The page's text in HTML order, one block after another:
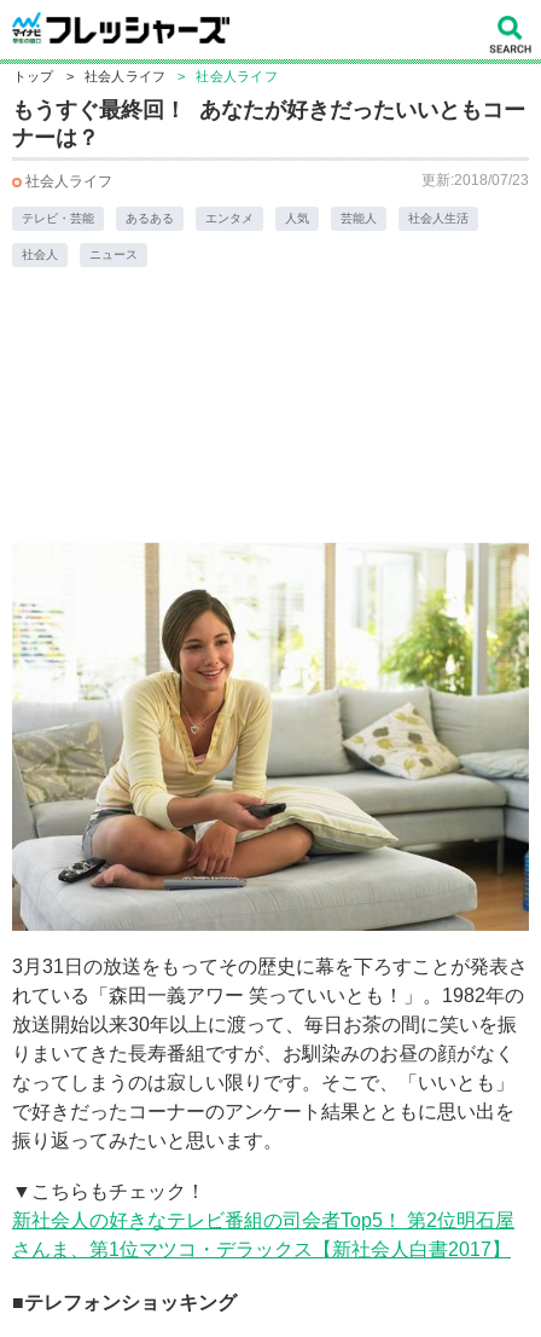
トップ > 社会人ライフ > 社会人ライフ
もうすぐ最終回！ あなたが好きだったいいともコー
ナーは？
社会人ライフ 更新:2018/07/23
テレビ・芸能 あるある エンタメ 人気 芸能人 社会人生活
社会人 ニュース
3月31日の放送をもってその歴史に幕を下ろすことが発表さ
れている「森田一義アワー 笑っていいとも！」。1982年の
放送開始以来30年以上に渡って、毎日お茶の間に笑いを振
りまいてきた長寿番組ですが、お馴染みのお昼の顔がなく
なってしまうのは寂しい限りです。そこで、「いいとも」
で好きだったコーナーのアンケート結果とともに思い出を
振り返ってみたいと思います。
▼こちらもチェック！
新社会人の好きなテレビ番組の司会者Top5！ 第2位明石屋
さんま、第1位マツコ・デラックス【新社会人白書2017】
■テレフォンショッキング